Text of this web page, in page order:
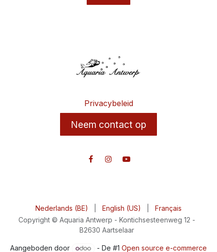
Privacybeleid
Neem contact op
Copyright © Aquaria Antwerp - Kontichsesteenweg 12 -
B2630 Aartselaar
Nederlands (BE) English (US) Français
Aangeboden door - De #1Open source e-commerce